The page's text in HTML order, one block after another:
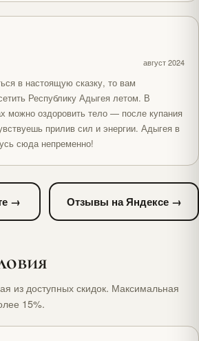
август 2024
в настоящую сказку, то вам
Республику Адыгея летом. В
можно оздоровить тело — после купания
прилив сил и энергии. Адыгея в
сюда непременно!
→ Отзывы на Яндексе →
из доступных скидок. Максимальная
15%.